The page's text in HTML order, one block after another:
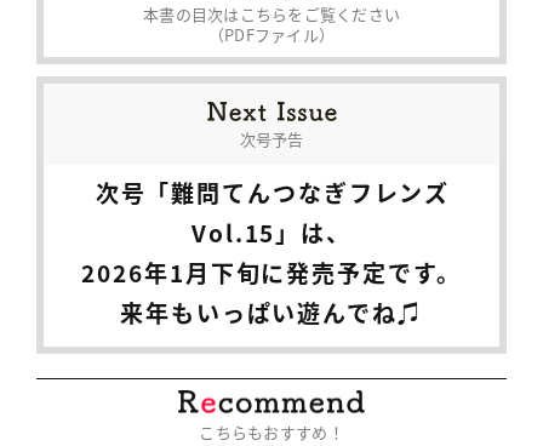
本書の目次はこちらをご覧ください
（PDFファイル）
次号予告
次号「難問てんつなぎフレンズ
Vol.15」は、
2026年1月下旬に発売予定です。
来年もいっぱい遊んでね♫
こちらもおすすめ！